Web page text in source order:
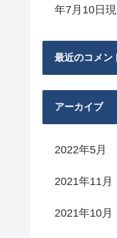
年7月10日
最近のコメン
アーカイブ
2022年5月
2021年11月
2021年10月